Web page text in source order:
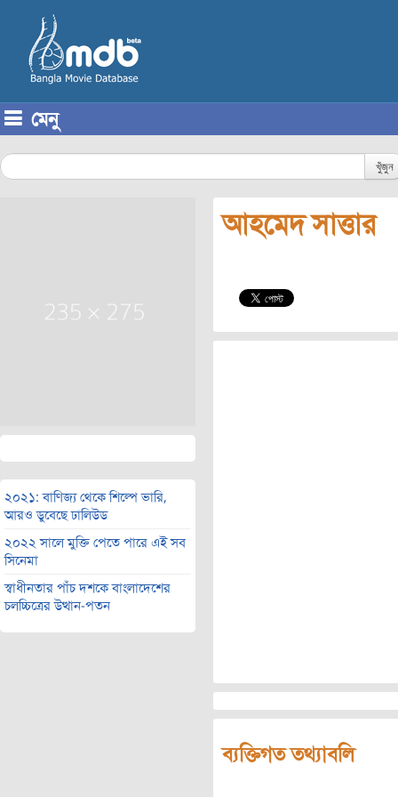
মেনু
খুঁজুন
২০২১: বাণিজ্য থেকে শিল্পে ভারি,
আরও ডুবেছে ঢালিউড
২০২২ সালে মুক্তি পেতে পারে এই সব
সিনেমা
স্বাধীনতার পাঁচ দশকে বাংলাদেশের
চলচ্চিত্রের উত্থান-পতন
আহমেদ সাত্তার
ব্যক্তিগত তথ্যাবলি